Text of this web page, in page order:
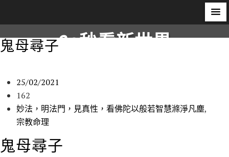
k
t
60秒看新世界
鬼母尋子
25/02/2021
162
妙法，明法門，見真性，看佛陀以般若智慧滌淨凡塵,
宗教命理
鬼母尋子